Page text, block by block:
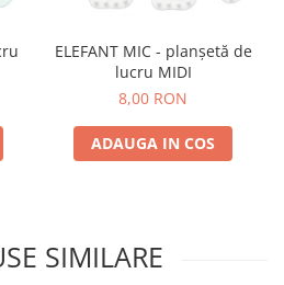
ELEFANT MIC - planșetă de
lucru MIDI
8,00 RON
ADAUGA IN COS
SIMILARE